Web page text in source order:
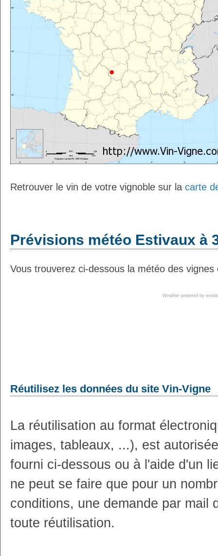
Retrouver le vin de votre vignoble sur la carte
Prévisions météo Estivaux à
Vous trouverez ci-dessous la météo des
Weather powered by
Réutilisez les données du site Vin-Vigne
La réutilisation au format
images, tableaux, ...), est
fourni ci-dessous ou à l'aide d'un
ne peut se faire que pour un
conditions, une demande par mail
toute réutilisation.